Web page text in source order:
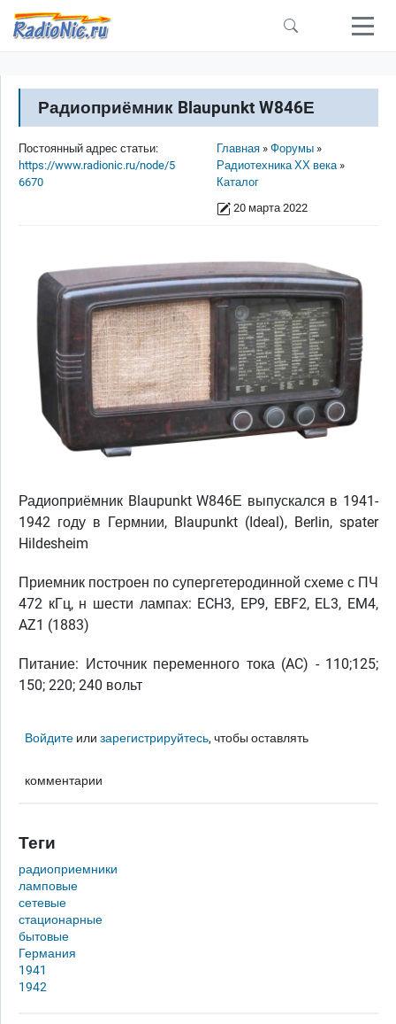
Перейти к основному содержанию
Радиоприёмник Blaupunkt W846Е
Строка навигации
Главная
Форумы
Радиотехника ХХ века
Каталог
20 марта 2022
Постоянный адрес статьи:
https://www.radionic.ru/node/5
6670
Радиоприёмник Blaupunkt W846Е выпускался в 1941-
1942 году в Гермнии, Blaupunkt (Ideal), Berlin, spater
Hildesheim
Приемник построен по супергетеродинной схеме с ПЧ
472 кГц, н шести лампах: ECH3, EP9, EBF2, EL3, EM4,
AZ1 (1883)
Питание: Источник переменного тока (AC) - 110;125;
150; 220; 240 вольт
Войдите илизарегистрируйтесь, чтобы оставлять
комментарии
Теги
радиоприемники
ламповые
сетевые
стационарные
бытовые
Германия
1941
1942